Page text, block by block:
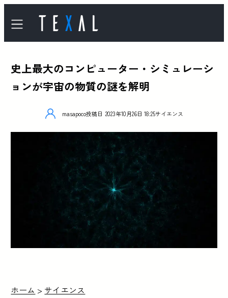
史上最大のコンピューター・シミュレーシ
ョンが宇宙の物質の謎を解明
masapoco投稿日 2023年10月26日 18:25サイエンス
ホーム > サイエンス